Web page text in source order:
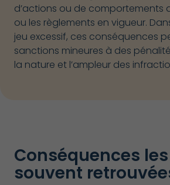
d’actions ou de comportements
ou les règlements en vigueur.
jeu excessif, ces conséquences
sanctions mineures à des
la nature et l’ampleur des
Conséquences
souvent